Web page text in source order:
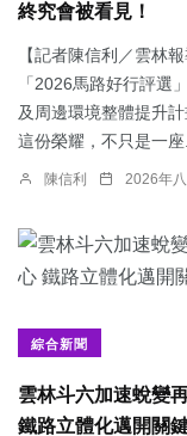
終究會被看見！
【記者陳信利／雲林
「2026馬路好行評選
及周邊環境整體提升
這份榮耀，不只是一座
陳信利 2026年
綜合新聞
雲林斗六加速蛻變
鐵路立體化邁開關